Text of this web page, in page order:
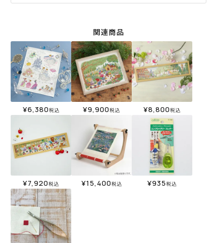
関連商品
¥6,380税込 ¥9,900税込 ¥8,800税込
¥7,920税込 ¥15,400税込 ¥935税込